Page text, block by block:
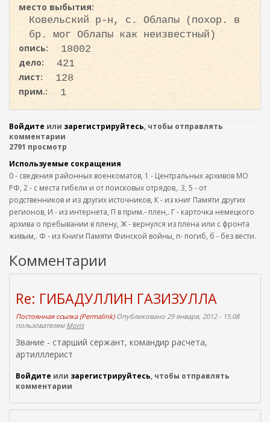
место выбытия:
Ковельский р-н, с. Облапы (похор. в
бр. мог Облапы как неизвестный)
опись:
18002
дело:
421
лист:
128
прим.:
1
Войдите или зарегистрируйтесь, чтобы отправлять
комментарии
2791 просмотр
Используемые сокращения
0 - сведения районных военкоматов, 1 - Центральных архивов МО
РФ, 2 - с места гибели и от поисковых отрядов,. 3, 5 - от
родственников и из других источников, К - из книг Памяти других
регионов, И - из интернета, П в прим.- плен,. Г - карточка немецкого
архива о пребывании в плену, Ж - вернулся из плена или с фронта
живым,. Ф - из Книги Памяти Финской войны, п- погиб, б - без вести.
Комментарии
Re: ГИБАДУЛЛИН ГАЗИЗУЛЛА
Постоянная ссылка (Permalink)Опубликовано 29 января, 2012 - 15:08
пользователем Moris
Звание - старший сержант, командир расчета,
артилллерист
Войдите или зарегистрируйтесь, чтобы отправлять
комментарии